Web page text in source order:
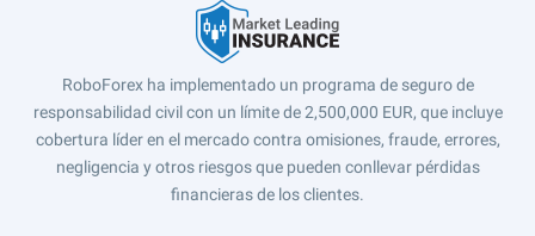
RoboForex ha implementado un programa de seguro de
responsabilidad civil con un límite de 2,500,000 EUR, que incluye
cobertura líder en el mercado contra omisiones, fraude, errores,
negligencia y otros riesgos que pueden conllevar pérdidas
financieras de los clientes.